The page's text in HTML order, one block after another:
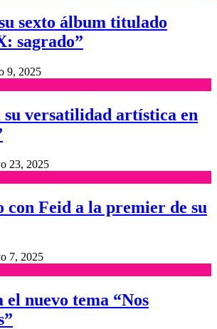
sexto álbum titulado
sagrado”
9, 2025
su versatilidad artística en
23, 2025
Feid a la premier de su
7, 2025
el nuevo tema “Nos